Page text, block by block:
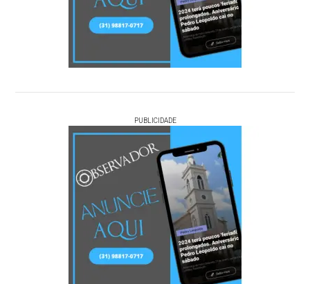
PUBLICIDADE